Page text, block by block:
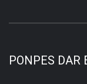
PONPES DAR